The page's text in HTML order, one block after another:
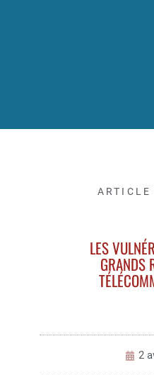
ARTICLE
LES
GRANDS
2